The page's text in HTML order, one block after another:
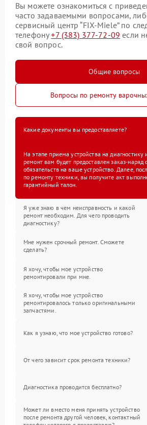
Вы можете ознакомиться с
часто задаваемыми вопросами,
сервисный центр “FIX-Miele” по
телефону+7 (383) 377-72-09 если
свой вопрос.
Общие вопросы
Вопросы по ремонту
Какие документы вы предоставляете?
На этапе приема устройства на
ремонт вам будет предоставлен заказ-наряд
обязательств на ваше устройство. Далее,
по ремонту техники, вы получите акт
гарантийный талон.
Я уже знаю в чем неисправность и какой
ремонт необходим. Для чего проводить
диагностику?
Мне нужен срочный ремонт. Сможете
сделать?
Я хочу, чтобы мое устройство
ремонтировали при мне.
Я хочу, чтобы мое устройство
ремонтировалось только оригинальными
запчастями.
Как я узнаю, что мое устройство готово?
От чего зависит срок ремонта техники?
Диагностика проводится бесплатно?
Может ли вместо меня принять устройство
после ремонта другой человек, контактный